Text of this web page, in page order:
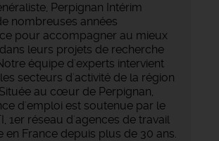
Perpignan Intérim
nombreuses années
pour accompagner au mieux
leurs projets de recherche
équipe d'experts intervient
secteurs d'activité de la région
au cœur de Perpignan,
d'emploi est soutenue par le
1er réseau d'agences de travail
en France depuis plus de 30 ans.